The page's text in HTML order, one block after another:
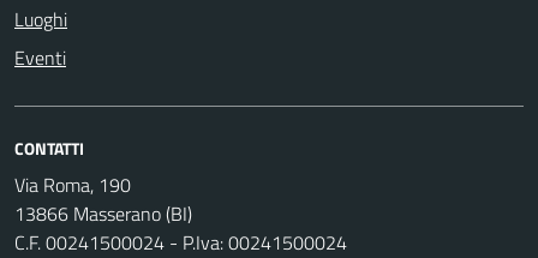
Luoghi
Eventi
CONTATTI
Via Roma, 190
13866 Masserano (BI)
C.F. 00241500024 - P.Iva: 00241500024